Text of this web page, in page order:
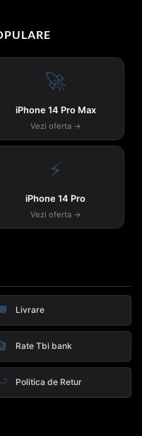
🚀
iPhone 14 Pro Max
Vezi oferta →
⚡
iPhone 14 Pro
Vezi oferta →
Livrare
Rate Tbi bank
Politica de Retur